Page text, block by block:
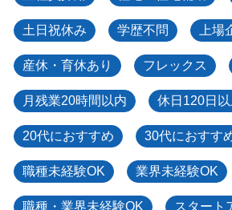
土日祝休み 学歴不問 上場
産休・育休あり フレックス
月残業20時間以内 休日120日以
20代におすすめ 30代におすす
職種未経験OK 業界未経験OK
職種・業界未経験OK スタート